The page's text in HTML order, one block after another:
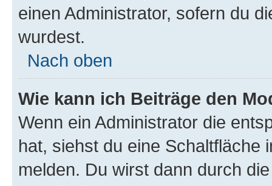
einen Administrator, sofern du
wurdest.
Nach oben
Wie kann ich Beiträge den
Wenn ein Administrator die
hat, siehst du eine Schaltfläche
melden. Du wirst dann durch